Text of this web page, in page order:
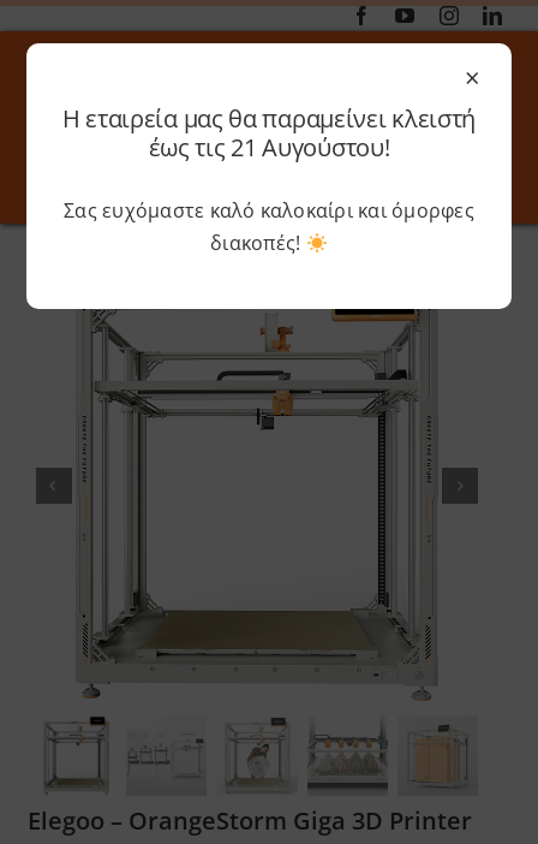
Μετάβαση
στο
Αναζήτηση
Toggle
Online 3D Printing
Outlet
Shop
Academy
Software
Blog
Toggle
Λογαριασμός
Elegoo – OrangeStorm Giga 3D Printer
Elegoo – OrangeStorm Giga 3D Printer
×
Η εταιρεία μας θα παραμείνει κλειστή
έως τις 21 Αυγούστου!
Σας ευχόμαστε καλό καλοκαίρι και όμορφες
διακοπές!